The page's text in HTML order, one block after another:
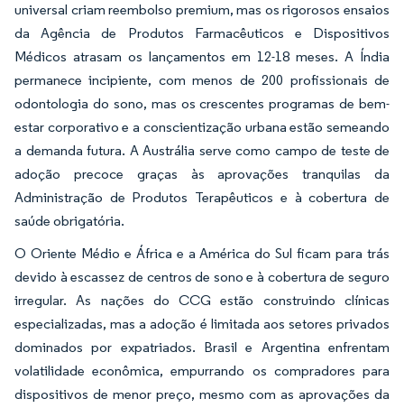
universal criam reembolso premium, mas os rigorosos ensaios
da Agência de Produtos Farmacêuticos e Dispositivos
Médicos atrasam os lançamentos em 12-18 meses. A Índia
permanece incipiente, com menos de 200 profissionais de
odontologia do sono, mas os crescentes programas de bem-
estar corporativo e a conscientização urbana estão semeando
a demanda futura. A Austrália serve como campo de teste de
adoção precoce graças às aprovações tranquilas da
Administração de Produtos Terapêuticos e à cobertura de
saúde obrigatória.
O Oriente Médio e África e a América do Sul ficam para trás
devido à escassez de centros de sono e à cobertura de seguro
irregular. As nações do CCG estão construindo clínicas
especializadas, mas a adoção é limitada aos setores privados
dominados por expatriados. Brasil e Argentina enfrentam
volatilidade econômica, empurrando os compradores para
dispositivos de menor preço, mesmo com as aprovações da